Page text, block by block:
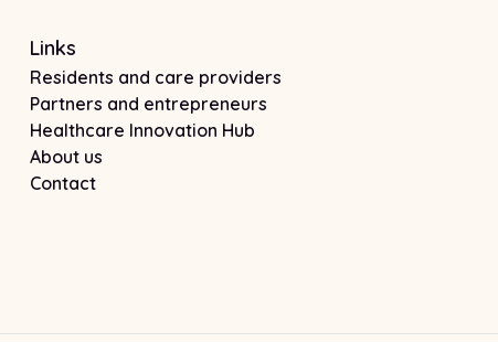
Links
Residents and care providers
Partners and entrepreneurs
Healthcare Innovation Hub
About us
Contact